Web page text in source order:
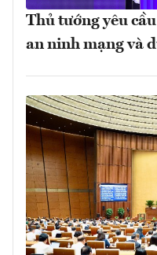
Thủ tướng yêu
an ninh mạng và